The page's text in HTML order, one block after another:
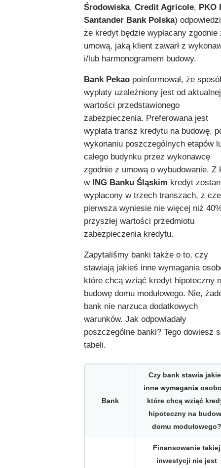
Środowiska, Credit Agricole, PKO
Santander Bank Polska)
że kredyt będzie wypłacany zgodnie
umową, jaką klient zawarł z
i/lub harmonogramem budowy.
Bank Pekao poinformował, że
wypłaty uzależniony jest od aktualnej
wartości przedstawionego
zabezpieczenia. Preferowana jest
wypłata transz kredytu na budowę,
wykonaniu poszczególnych etapów
całego budynku przez wykonawcę
zgodnie z umową o wybudowanie. Z
w
ING Banku Śląskim kredyt
wypłacony w trzech transzach, z
pierwsza wyniesie nie więcej niż
przyszłej wartości przedmiotu
zabezpieczenia kredytu.
Zapytaliśmy banki także o to, czy
stawiają jakieś inne wymagania
które chcą wziąć kredyt hipoteczny
budowę domu modułowego. Nie,
bank nie narzuca dodatkowych
warunków. Jak odpowiadały
poszczególne banki? Tego dowiesz
tabeli.
Bank
Czy bank stawia
inne wymagania
które chcą wziąć
hipoteczny na
domu modułowego?
Finansowanie takiej
inwestycji nie jest